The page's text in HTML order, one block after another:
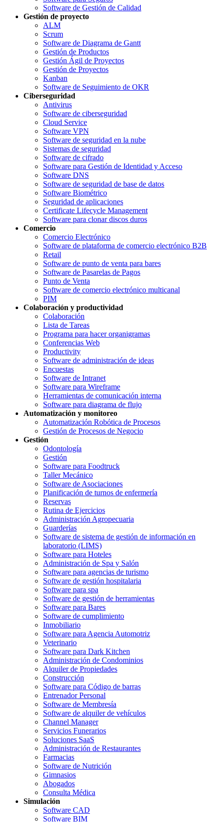
Software de Gestión de Calidad
Gestión de proyecto
ALM
Scrum
Software de Diagrama de Gantt
Gestión de Productos
Gestión Ágil de Proyectos
Gestión de Proyectos
Kanban
Software de Seguimiento de OKR
Ciberseguridad
Antivirus
Software de ciberseguridad
Cloud Service
Software VPN
Software de seguridad en la nube
Sistemas de seguridad
Software de cifrado
Software para Gestión de Identidad y Acceso
Software DNS
Software de seguridad de base de datos
Software Biométrico
Seguridad de aplicaciones
Certificate Lifecycle Management
Software para clonar discos duros
Comercio
Comercio Electrónico
Software de plataforma de comercio electrónico B2B
Retail
Software de punto de venta para bares
Software de Pasarelas de Pagos
Punto de Venta
Software de comercio electrónico multicanal
PIM
Colaboración y productividad
Colaboración
Lista de Tareas
Programa para hacer organigramas
Conferencias Web
Productivity
Software de administración de ideas
Encuestas
Software de Intranet
Software para Wireframe
Herramientas de comunicación interna
Software para diagrama de flujo
Automatización y monitoreo
Automatización Robótica de Procesos
Gestión de Procesos de Negocio
Gestión
Odontología
Gestión
Software para Foodtruck
Taller Mecánico
Software de Asociaciones
Planificación de turnos de enfermería
Reservas
Rutina de Ejercicios
Administración Agropecuaria
Guarderías
Software de sistema de gestión de información en
laboratorio (LIMS)
Software para Hoteles
Administración de Spa y Salón
Software para agencias de turismo
Software de gestión hospitalaria
Software para spa
Software de gestión de herramientas
Software para Bares
Software de cumplimiento
Inmobiliario
Software para Agencia Automotriz
Veterinario
Software para Dark Kitchen
Administración de Condominios
Alquiler de Propiedades
Construcción
Software para Código de barras
Entrenador Personal
Software de Membresía
Software de alquiler de vehículos
Channel Manager
Servicios Funerarios
Soluciones SaaS
Administración de Restaurantes
Farmacias
Software de Nutrición
Gimnasios
Abogados
Consulta Médica
Simulación
Software CAD
Software BIM